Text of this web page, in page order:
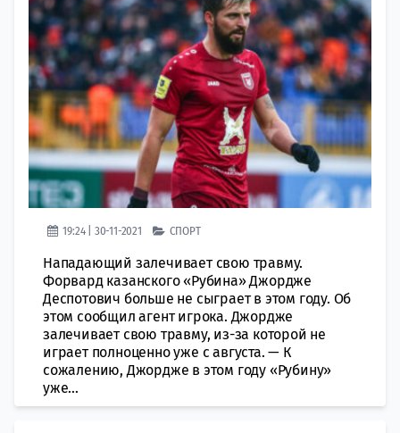
19:24 | 30-11-2021 СПОРТ
Нападающий залечивает свою травму.
Форвард казанского «Рубина» Джордже
Деспотович больше не сыграет в этом году. Об
этом сообщил агент игрока. Джордже
залечивает свою травму, из-за которой не
играет полноценно уже с августа. — К
сожалению, Джордже в этом году «Рубину»
уже...